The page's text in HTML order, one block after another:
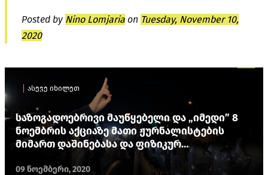
Posted by Nino Lomjaria on Tuesday, November 10,
2020
ასევე იხილეთ
საზოგადოებრივი მაუწყებელი და „იმედი” 8
ნოემბრის აქციაზე მათი ჟურნალისტების
მიმართ დაშინებასა და ფიზიკურ
ანგარიშსწორებაზე საუბრობენ
09 ნოემბერი, 2020